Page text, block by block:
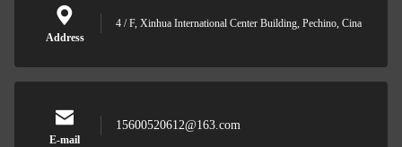
Address
4 / F, Xinhua International Center Building, Pechino, Cina
E-mail
15600520612@163.com